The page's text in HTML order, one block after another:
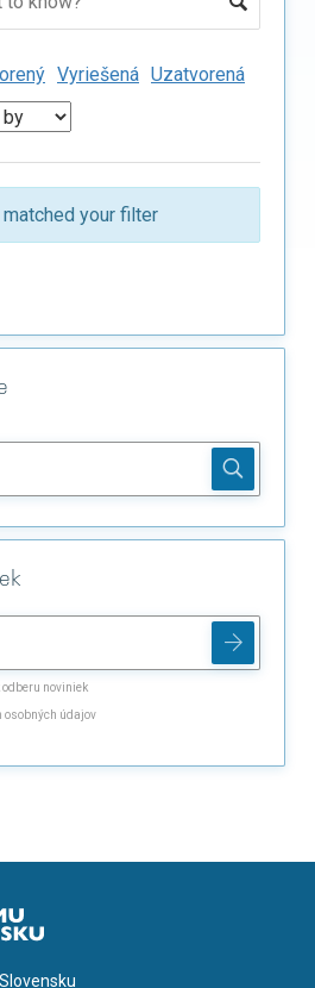
Vyriešená Uzatvorená
your filter
noviniek
údajov